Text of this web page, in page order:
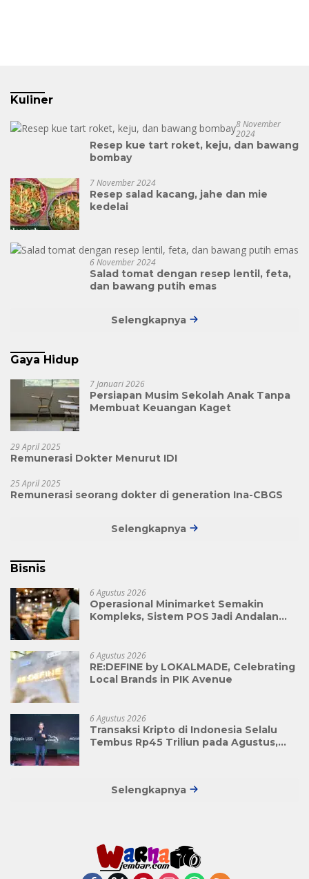
Kuliner
8 November
2024
Resep kue tart roket, keju, dan bawang
bombay
7 November 2024
Resep salad kacang, jahe dan mie
kedelai
6 November 2024
Salad tomat dengan resep lentil, feta,
dan bawang putih emas
Selengkapnya
Gaya Hidup
7 Januari 2026
Persiapan Musim Sekolah Anak Tanpa
Membuat Keuangan Kaget
29 April 2025
Remunerasi Dokter Menurut IDI
25 April 2025
Remunerasi seorang dokter di generation Ina-CBGS
Selengkapnya
Bisnis
6 Agustus 2026
Operasional Minimarket Semakin
Kompleks, Sistem POS Jadi Andalan
6 Agustus 2026
RE:DEFINE by LOKALMADE, Celebrating
Local Brands in PIK Avenue
6 Agustus 2026
Transaksi Kripto di Indonesia Selalu
Tembus Rp45 Triliun pada Agustus,
Selengkapnya